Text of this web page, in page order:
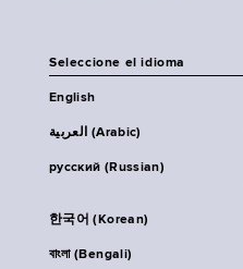
Seleccione el idioma
English
العربية (Arabic)
русский (Russian)
한국어 (Korean)
বাংলা (Bengali)